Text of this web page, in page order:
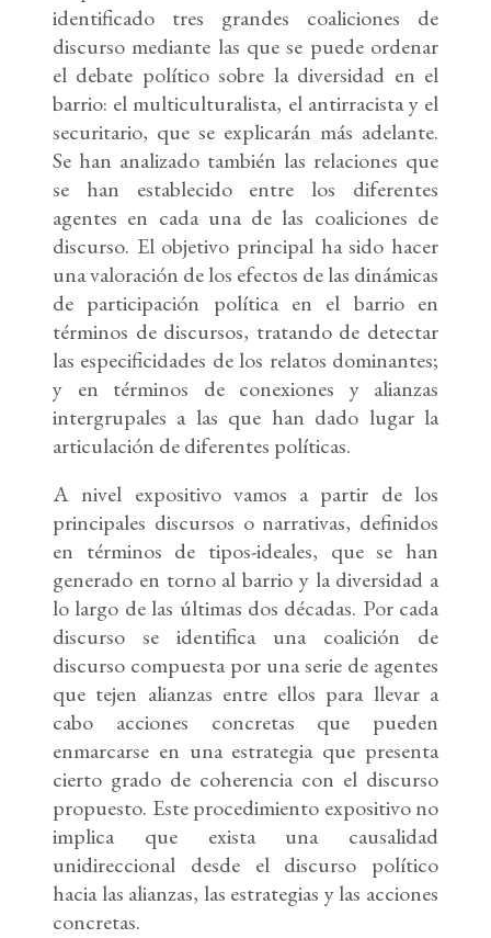
identificado tres grandes coaliciones de
discurso mediante las que se puede ordenar
el debate político sobre la diversidad en el
barrio: el multiculturalista, el antirracista y el
securitario, que se explicarán más adelante.
Se han analizado también las relaciones que
se han establecido entre los diferentes
agentes en cada una de las coaliciones de
discurso. El objetivo principal ha sido hacer
una valoración de los efectos de las dinámicas
de participación política en el barrio en
términos de discursos, tratando de detectar
las especificidades de los relatos dominantes;
y en términos de conexiones y alianzas
intergrupales a las que han dado lugar la
articulación de diferentes políticas.
A nivel expositivo vamos a partir de los
principales discursos o narrativas, definidos
en términos de tipos-ideales, que se han
generado en torno al barrio y la diversidad a
lo largo de las últimas dos décadas. Por cada
discurso se identifica una coalición de
discurso compuesta por una serie de agentes
que tejen alianzas entre ellos para llevar a
cabo acciones concretas que pueden
enmarcarse en una estrategia que presenta
cierto grado de coherencia con el discurso
propuesto. Este procedimiento expositivo no
implica que exista una causalidad
unidireccional desde el discurso político
hacia las alianzas, las estrategias y las acciones
concretas.